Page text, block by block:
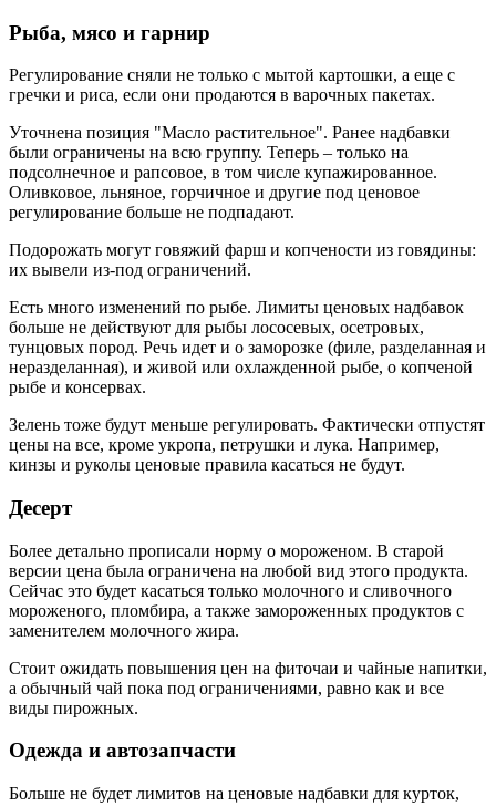
Рыба, мясо и гарнир
Регулирование сняли не только с мытой картошки, а еще с
гречки и риса, если они продаются в варочных пакетах.
Уточнена позиция "Масло растительное". Ранее надбавки
были ограничены на всю группу. Теперь – только на
подсолнечное и рапсовое, в том числе купажированное.
Оливковое, льняное, горчичное и другие под ценовое
регулирование больше не подпадают.
Подорожать могут говяжий фарш и копчености из говядины:
их вывели из-под ограничений.
Есть много изменений по рыбе. Лимиты ценовых надбавок
больше не действуют для рыбы лососевых, осетровых,
тунцовых пород. Речь идет и о заморозке (филе, разделанная и
неразделанная), и живой или охлажденной рыбе, о копченой
рыбе и консервах.
Зелень тоже будут меньше регулировать. Фактически отпустят
цены на все, кроме укропа, петрушки и лука. Например,
кинзы и руколы ценовые правила касаться не будут.
Десерт
Более детально прописали норму о мороженом. В старой
версии цена была ограничена на любой вид этого продукта.
Сейчас это будет касаться только молочного и сливочного
мороженого, пломбира, а также замороженных продуктов с
заменителем молочного жира.
Стоит ожидать повышения цен на фиточаи и чайные напитки,
а обычный чай пока под ограничениями, равно как и все
виды пирожных.
Одежда и автозапчасти
Больше не будет лимитов на ценовые надбавки для курток,